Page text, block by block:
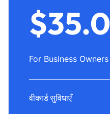
For Business Owners
वीकार्ड सुविधाएँ